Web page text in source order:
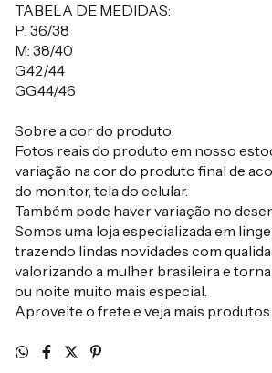
TABELA DE MEDIDAS:
P: 36/38
M: 38/40
G:42/44
GG:44/46
Sobre a cor do produto:
Fotos reais do produto em nosso
variação na cor do produto final de
do monitor, tela do celular.
Também pode haver variação no
Somos uma loja especializada em
trazendo lindas novidades com
valorizando a mulher brasileira e
ou noite muito mais especial.
Aproveite o frete e veja mais produtos